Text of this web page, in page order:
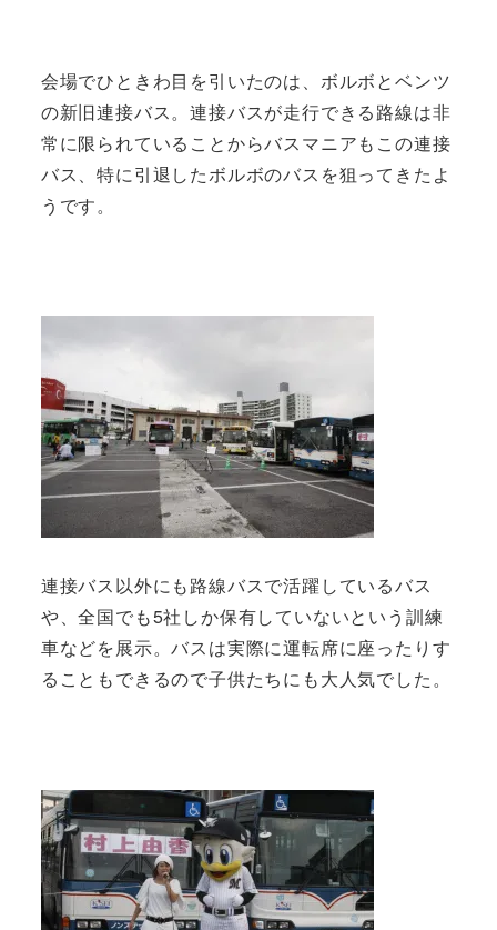
会場でひときわ目を引いたのは、ボルボとベンツ
の新旧連接バス。連接バスが走行できる路線は非
常に限られていることからバスマニアもこの連接
バス、特に引退したボルボのバスを狙ってきたよ
うです。
連接バス以外にも路線バスで活躍しているバス
や、全国でも5社しか保有していないという訓練
車などを展示。バスは実際に運転席に座ったりす
ることもできるので子供たちにも大人気でした。